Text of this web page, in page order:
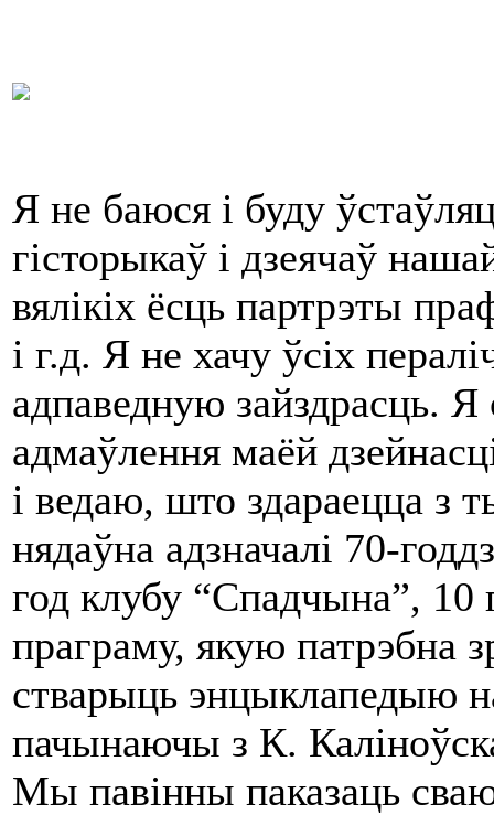
Я не баюся і буду
гісторыкаў і дзеячаў
вялікіх ёсць партрэты
і г.д. Я не хачу ўсіх
адпаведную зайздрасць.
адмаўлення маёй
і ведаю, што здараецца з
нядаўна адзначалі 70-
год клубу “Спадчына”, 10
праграму, якую патрэбна
стварыць энцыклапедыю
пачынаючы з К.
Мы павінны паказаць